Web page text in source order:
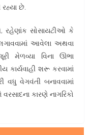
રહ્યા છે.
રહેણાંક સોસાયટીઓ કે
આવેલા અથવા
મેળવ્યા વિના ઊભા
કાર્યવાહી શરૂ કરવામાં
વધુ વેગવંતી બનાવવામાં
કારણે નાગરિકો